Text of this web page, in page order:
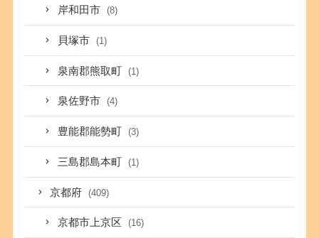
岸和田市 (8)
貝塚市 (1)
泉南郡熊取町 (1)
泉佐野市 (4)
豊能郡能勢町 (3)
三島郡島本町 (1)
京都府 (409)
京都市上京区 (16)